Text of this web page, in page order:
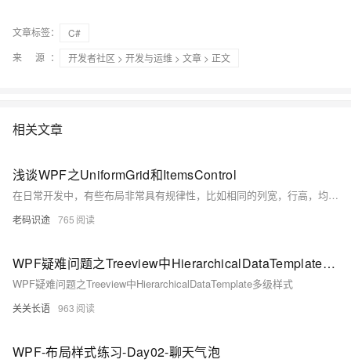
文章标签：
C#
来 源：
开发者社区 > 开发与运维 > 文章 > 正文
相关文章
浅谈WPF之UniformGrid和ItemsControl
在日常开发中，有些布局非常具有规律性，比如相同的列宽，行高，均匀的排列等，为了简化开发，WPF提供了UniformGrid布局和ItemsControl容器，本文以一个简单的小例子，简述，如何在WPF开发中应用UniformGrid和ItemsControl实现均匀的布局，仅供学习分享使用，如有不足之处，还请指正。
老码识途 765
WPF疑难问题之Treeview中HierarchicalDataTemplate多级样式
WPF疑难问题之Treeview中HierarchicalDataTemplate多级样式
关关长语 963
WPF-布局样式练习-Day02-聊天气泡